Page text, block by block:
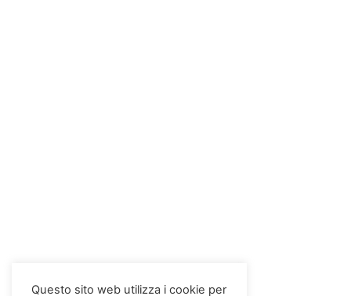
Questo sito web utilizza i cookie per